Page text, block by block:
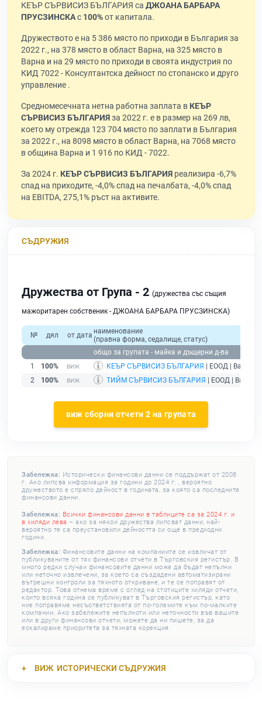
КЕЪР СЪРВИСИЗ БЪЛГАРИЯ са ДЖОАНА БАРБАРА
ПРУСЗИНСКАс 100%от капитала.
Дружеството е на 5 386 място по приходи в България за
2022 г., на 378 място в област Варна, на 325 място в
Варна и на 29 място по приходи в своята индустрия по
КИД 7022 - Консултантска дейност по стопанско и друго
управление .
Средномесечната нетна работна заплата в КЕЪР
СЪРВИСИЗ БЪЛГАРИЯза 2022 г. е в размер на 269 лв,
което му отрежда 123 704 място по заплати в България
за 2022 г., на 8098 място в област Варна, на 7068 място
в община Варна и 1 916 по КИД - 7022.
За 2024 г. КЕЪР СЪРВИСИЗ БЪЛГАРИЯ реализира -6,7%
спад на приходите, -4,0% спад на печалбата, -4,0% спад
на EBITDA, 275,1% ръст на активите.
СЪДРУЖИЯ
Дружества от Група - 2 (дружества със същия
мажоритарен собственик - ДЖОАНА БАРБАРА ПРУСЗИНСКА)
№ дял от дата наименование
(правна форма, седалище, статус)
общо за групата - майка и дъщерни д-ва
1
100% КЕЪР СЪРВИСИЗ БЪЛГАРИЯ | ЕООД | Варна |
2
100% ТИЙМ СЪРВИСИЗ БЪЛГАРИЯ | ЕООД | Варна |
виж сборни отчети 2 на групата
Забележка: Исторически финансови данни се поддържат от 2008
г. Ако липсва информация за години до 2024 г. , вероятно
дружеството е спряло дейност в годината, за която са последните
финансови данни.
Забележка: Всички финансови данни в таблиците са за 2024 г. и
в хиляди лева – ако за някои дружества липсват данни, най-
вероятно те са преустановили дейността си още в предходни
години.
Забележка: Финансовите данни на компаниите се извличат от
публикуваните от тях финансови отчети в Търговския регистър. В
много редки случаи финансовите данни може да бъдат непълни
или неточно извлечени, за което са създадени автоматизирани
вътрешни контроли за тяхното откриване, и те се поправят от
редактор. Това отнема време с оглед на стотиците хиляди отчети,
които всяка година се публикуват в Търговския регистър, като
ние поправяме несъответствията от по-големите към по-малките
компании. Ако забележите непълноти или неточности във вашите
или в други финансови отчети, можете да ни пишете, за да
ескалираме приоритета за тяхната корекция.
ВИЖ ИСТОРИЧЕСКИ СЪДРУЖИЯ